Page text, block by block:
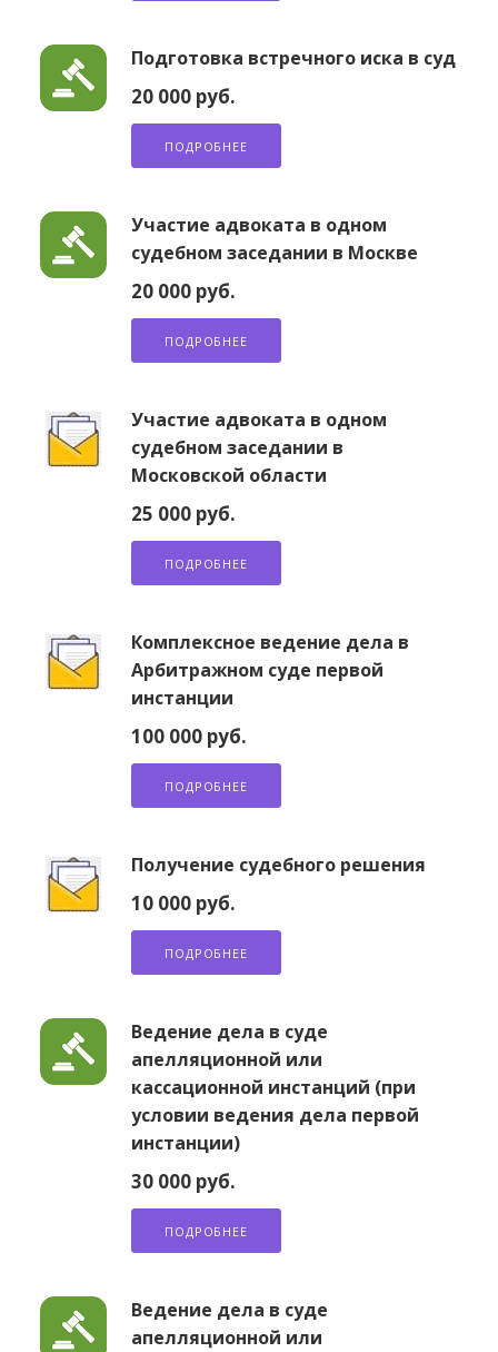
Подготовка встречного иска в суд
20 000 руб.
ПОДРОБНЕЕ
Участие адвоката в одном
судебном заседании в Москве
20 000 руб.
ПОДРОБНЕЕ
Участие адвоката в одном
судебном заседании в
Московской области
25 000 руб.
ПОДРОБНЕЕ
Комплексное ведение дела в
Арбитражном суде первой
инстанции
100 000 руб.
ПОДРОБНЕЕ
Получение судебного решения
10 000 руб.
ПОДРОБНЕЕ
Ведение дела в суде
апелляционной или
кассационной инстанций (при
условии ведения дела первой
инстанции)
30 000 руб.
ПОДРОБНЕЕ
Ведение дела в суде
апелляционной или